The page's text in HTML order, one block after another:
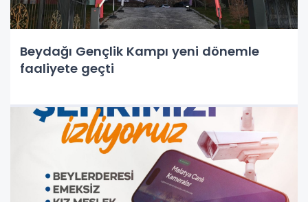
Beydağı Gençlik Kampı yeni dönemle
faaliyete geçti